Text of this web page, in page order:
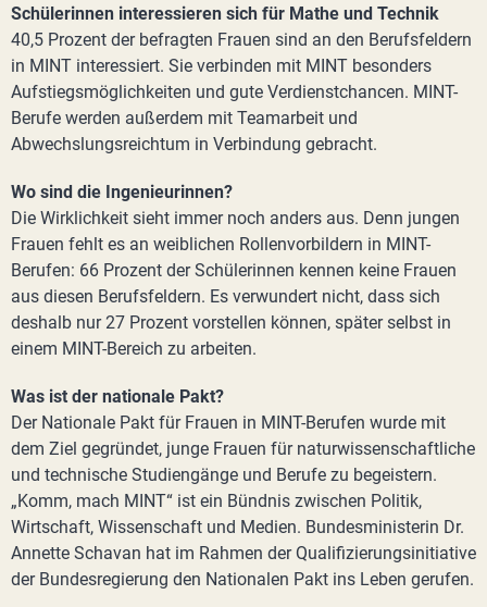
Schülerinnen interessieren sich für Mathe und Technik
40,5 Prozent der befragten Frauen sind an den Berufsfeldern
in MINT interessiert. Sie verbinden mit MINT besonders
Aufstiegsmöglichkeiten und gute Verdienstchancen. MINT-
Berufe werden außerdem mit Teamarbeit und
Abwechslungsreichtum in Verbindung gebracht.
Wo sind die Ingenieurinnen?
Die Wirklichkeit sieht immer noch anders aus. Denn jungen
Frauen fehlt es an weiblichen Rollenvorbildern in MINT-
Berufen: 66 Prozent der Schülerinnen kennen keine Frauen
aus diesen Berufsfeldern. Es verwundert nicht, dass sich
deshalb nur 27 Prozent vorstellen können, später selbst in
einem MINT-Bereich zu arbeiten.
Was ist der nationale Pakt?
Der Nationale Pakt für Frauen in MINT-Berufen wurde mit
dem Ziel gegründet, junge Frauen für naturwissenschaftliche
und technische Studiengänge und Berufe zu begeistern.
„Komm, mach MINT“ ist ein Bündnis zwischen Politik,
Wirtschaft, Wissenschaft und Medien. Bundesministerin Dr.
Annette Schavan hat im Rahmen der Qualifizierungsinitiative
der Bundesregierung den Nationalen Pakt ins Leben gerufen.